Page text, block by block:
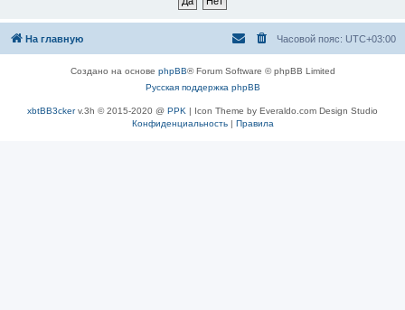
На главную Часовой пояс: UTC+03:00
Создано на основе phpBB® Forum Software © phpBB Limited
Русская поддержка phpBB
xbtBB3ckerv.3h © 2015-2020 @ PPK | Icon Theme by Everaldo.com Design Studio
Конфиденциальность| Правила